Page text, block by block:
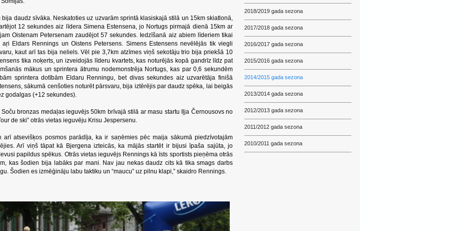
daudz sīvāka. Neskatoties uz uzvarām sprintā klasiskajā stilā un 15km skiatlonā,
12 sekundes aiz līdera Simena Estensena, jo Nortugs pirmajā dienā 15km ar
Oistenam Petersenam zaudējot 57 sekundes. Iedzīšanā aiz abiem līderiem tikai
Eldars Rennings un Oistens Petersens. Simens Estensens nevēlējās tik viegli
kaut arī tas bija neliels. Vēl pie 3,7km atzīmes viņš sekotāju trio bija priekšā 10
tika noķerts, un izveidojās līderu kvartets, kas noturējās kopā gandrīz līdz pat
mākus un sprintera ātrumu nodemonstrēja Nortugs, kas par 0,6 sekundēm
sprintera dotībām Eldaru Renningu, bet divas sekundes aiz uzvarētāja finišā
sākumā cenšoties noturēt pārsvaru, bija iztērējis par daudz spēka, lai beigās
godalgas (+12 sekundes).
bronzas medaļas ieguvējs 50km brīvajā stilā ar masu startu Iļja Černousovs no
de ski” otrās vietas ieguvēju Krisu Jespersenu.
arī atsevišķos posmos parādīja, ka ir saņēmies pēc maija sākumā piedzīvotajām
Arī viņš tāpat kā Bjergena izteicās, ka mājās startēt ir bijusi īpaša sajūta, jo
papildus spēkus. Otrās vietas ieguvējs Rennings kā īsts sportists pieņēma otrās
kas šodien bija labāks par mani. Nav jau nekas daudz cits kā tika smags darbs
Šodien es izmēģināju labu taktiku un “maucu” uz pilnu klapi,” skaidro Rennings.
2018/2019 gada sezona
2017/2018 gada sezona
2016/2017 gada sezona
2015/2016 gada sezona
2014/2015 gada sezona
2013/2014 gada sezona
2012/2013 gada sezona
2011/2012 gada sezona
2010/2011 gada sezona